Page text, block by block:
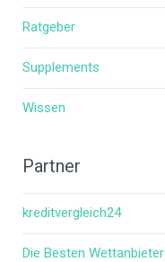
Ratgeber
Supplements
Wissen
Partner
kreditvergleich24
Die Besten Wettanbieter